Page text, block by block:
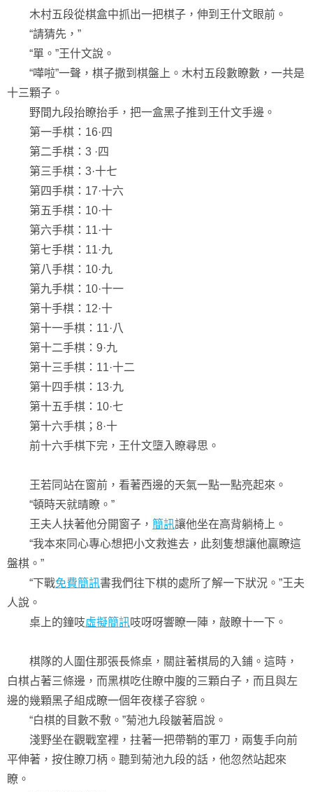
木村五段從棋盒中抓出一把棋子，伸到王什文眼前。
“請猜先，”
“單。”王什文說。
“嘩啦”一聲，棋子撒到棋盤上。木村五段數瞭數，一共是
十三顆子。
野間九段抬瞭抬手，把一盒黑子推到王什文手邊。
第一手棋：16·四
第二手棋：3 ·四
第三手棋：3·十七
第四手棋：17·十六
第五手棋：10·十
第六手棋：11·十
第七手棋：11·九
第八手棋：10·九
第九手棋：10·十一
第十手棋：12·十
第十一手棋：11·八
第十二手棋：9·九
第十三手棋：11·十二
第十四手棋：13·九
第十五手棋：10·七
第十六手棋；8·十
前十六手棋下完，王什文墮入瞭尋思。
王若同站在窗前，看著西邊的天氣一點一點亮起來。
“頓時天就晴瞭。”
王夫人扶著他分開窗子， 簡訊讓他坐在高背躺椅上。
“我本來同心專心想把小文救進去，此刻隻想讓他贏瞭這
盤棋。”
“下戰免費簡訊書我們往下棋的處所了解一下狀況。”王夫
人說。
桌上的鐘吱虛擬簡訊吱呀呀響瞭一陣，敲瞭十一下。
棋隊的人圍住那張長條桌，關註著棋局的入鋪。這時，
白棋占著三條邊，而黑棋吃住瞭中腹的三顆白子，而且與左
邊的幾顆黑子組成瞭一個年夜樣子容貌。
“白棋的目數不敷。”菊池九段皺著眉說。
淺野坐在觀戰室裡，拄著一把帶鞘的軍刀，兩隻手向前
平伸著，按住瞭刀柄。聽到菊池九段的話，他忽然站起來
瞭。